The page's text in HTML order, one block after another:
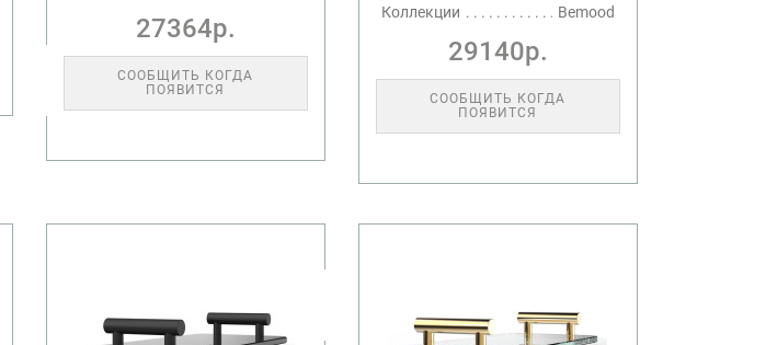
27364р.
СООБЩИТЬ КОГДА
ПОЯВИТСЯ
Коллекции
Bemood
29140р.
СООБЩИТЬ КОГДА
ПОЯВИТСЯ